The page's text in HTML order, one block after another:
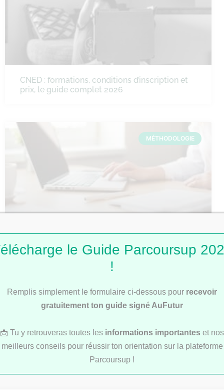
CNED : formations, conditions d’inscription et
prix, le guide complet 2026
MÉTHODOLOGIE
MÉTHODOLOGIE
le Guide Parcoursup
!
Remplis simplement le formulaire ci-dessous pour recevoir
gratuitement ton guide signé AuFutur
📩 Tu y retrouveras toutes les informations importantes et nos
meilleurs conseils pour réussir ton orientation sur la plateforme
Parcoursup !